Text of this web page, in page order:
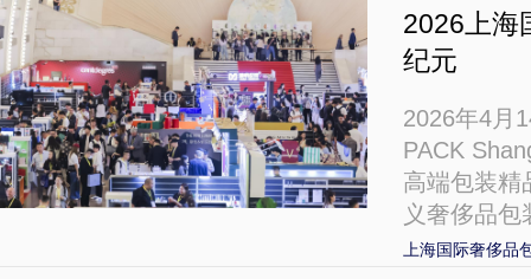
2026上海
纪元
2026年4月
PACK
高端包装精
义奢侈品
上海国际奢侈品